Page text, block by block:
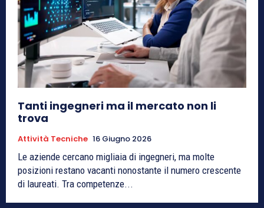
Tanti ingegneri ma il mercato non li
trova
Attività Tecniche 16 Giugno 2026
Le aziende cercano migliaia di ingegneri, ma molte
posizioni restano vacanti nonostante il numero crescente
di laureati. Tra competenze...